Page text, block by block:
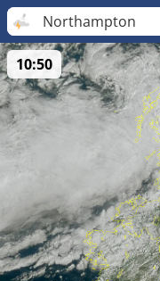
Northampton
10:50